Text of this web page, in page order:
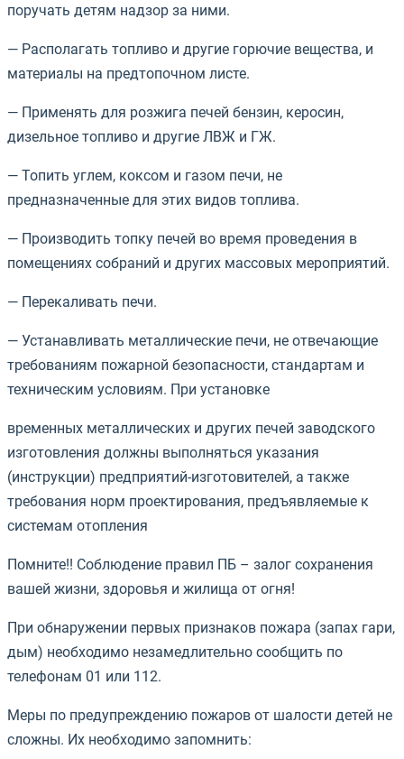
поручать детям надзор за ними.
— Располагать топливо и другие горючие вещества, и
материалы на предтопочном листе.
— Применять для розжига печей бензин, керосин,
дизельное топливо и другие ЛВЖ и ГЖ.
— Топить углем, коксом и газом печи, не
предназначенные для этих видов топлива.
— Производить топку печей во время проведения в
помещениях собраний и других массовых мероприятий.
— Перекаливать печи.
— Устанавливать металлические печи, не отвечающие
требованиям пожарной безопасности, стандартам и
техническим условиям. При установке
временных металлических и других печей заводского
изготовления должны выполняться указания
(инструкции) предприятий-изготовителей, а также
требования норм проектирования, предъявляемые к
системам отопления
Помните!! Соблюдение правил ПБ – залог сохранения
вашей жизни, здоровья и жилища от огня!
При обнаружении первых признаков пожара (запах гари,
дым) необходимо незамедлительно сообщить по
телефонам 01 или 112.
Меры по предупреждению пожаров от шалости детей не
сложны. Их необходимо запомнить: